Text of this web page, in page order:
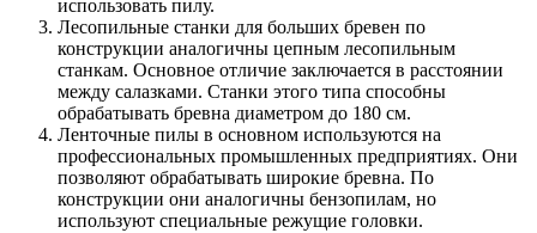
использовать пилу.
Лесопильные станки для больших бревен по
конструкции аналогичны цепным лесопильным
станкам. Основное отличие заключается в расстоянии
между салазками. Станки этого типа способны
обрабатывать бревна диаметром до 180 см.
Ленточные пилы в основном используются на
профессиональных промышленных предприятиях. Они
позволяют обрабатывать широкие бревна. По
конструкции они аналогичны бензопилам, но
используют специальные режущие головки.